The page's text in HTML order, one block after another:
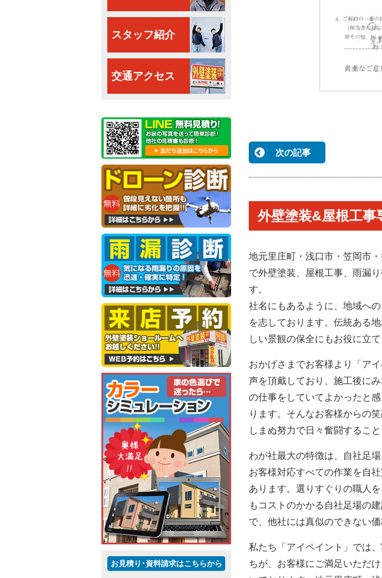
次の記事
外壁塗装&屋根工
地元里庄町・浅口市・笠岡市
で外壁塗装、屋根工事、雨漏
す。
社名にもあるように、地域へ
を志しております。伝統ある
しい景観の保全にもお役に立
おかげさまでお客様より「ア
声を頂戴しており、施工後に
の仕事をしていてよかったと
ります。そんなお客様からの
しまぬ努力で日々奮闘するこ
わが社最大の特徴は、自社足
お客様対応すべての作業を自
あります。選りすぐりの職人
もコストのかかる自社足場の
で、他社には真似のできない価
私たち「アイペイント」では
ちが、お客様にご満足いただ
スタッフ紹介
交通アクセス
お見積り･資料請求はこちらから